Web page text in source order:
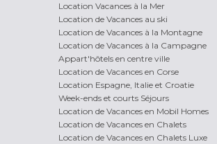
Location Vacances à la Mer
Location de Vacances au ski
Location de Vacances à la Montagne
Location de Vacances à la Campagne
Appart'hôtels en centre ville
Location de Vacances en Corse
Location Espagne, Italie et Croatie
Week-ends et courts Séjours
Location de Vacances en Mobil Homes
Location de Vacances en Chalets
Location de Vacances en Chalets Luxe